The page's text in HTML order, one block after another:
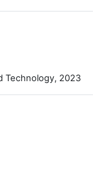
Technology, 2023